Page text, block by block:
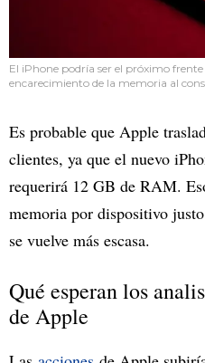
El iPhone podría ser el próximo
encarecimiento de la memoria al
Es probable que Apple
clientes, ya que el nuevo
requerirá 12 GB de RAM.
memoria por dispositivo
se vuelve más escasa.
Qué esperan los
de Apple